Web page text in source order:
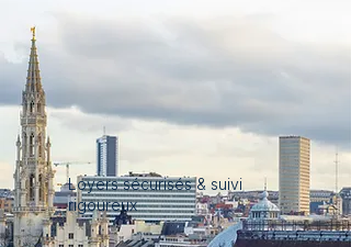
Loyers sécurisés & suivi
rigoureux